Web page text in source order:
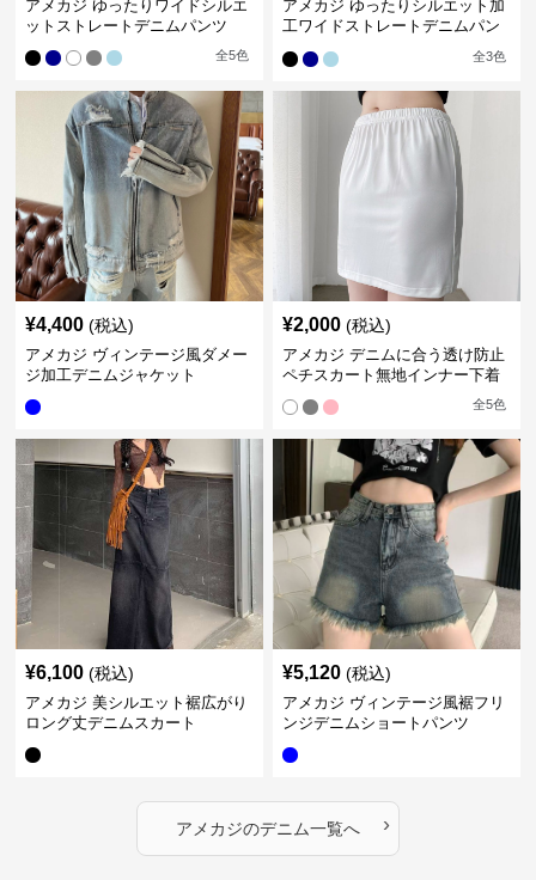
アメカジ ゆったりワイドシルエ
ットストレートデニムパンツ
全5色
アメカジ ゆったりシルエット加
工ワイドストレートデニムパン
全3色
¥4,400 (税込)
アメカジ ヴィンテージ風ダメー
ジ加工デニムジャケット
¥2,000 (税込)
アメカジ デニムに合う透け防止
ペチスカート無地インナー下着
全5色
¥6,100 (税込)
アメカジ 美シルエット裾広がり
ロング丈デニムスカート
¥5,120 (税込)
アメカジ ヴィンテージ風裾フリ
ンジデニムショートパンツ
アメカジのデニム一覧へ ›